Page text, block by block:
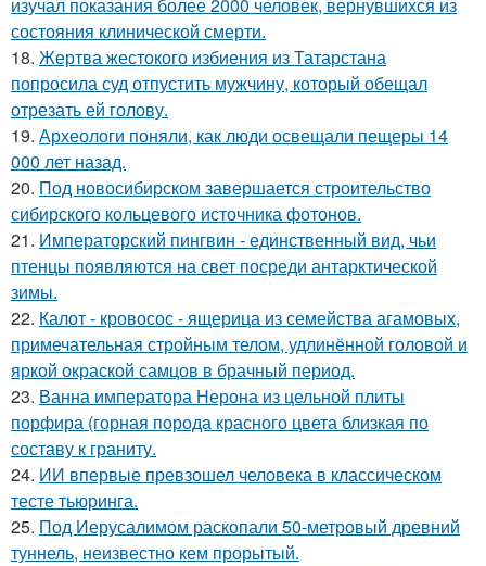
изучал показания более 2000 человек, вернувшихся из
состояния клинической смерти.
18. Жертва жестокого избиения из Татарстана
попросила суд отпустить мужчину, который обещал
отрезать ей голову.
19. Археологи поняли, как люди освещали пещеры 14
000 лет назад.
20. Под новосибирском завершается строительство
сибирского кольцевого источника фотонов.
21. Императорский пингвин - единственный вид, чьи
птенцы появляются на свет посреди антарктической
зимы.
22. Калот - кровосос - ящерица из семейства агамовых,
примечательная стройным телом, удлинённой головой и
яркой окраской самцов в брачный период.
23. Ванна императора Нерона из цельной плиты
порфира (горная порода красного цвета близкая по
составу к граниту.
24. ИИ впервые превзошел человека в классическом
тесте тьюринга.
25. Под Иерусалимом раскопали 50-метровый древний
туннель, неизвестно кем прорытый.